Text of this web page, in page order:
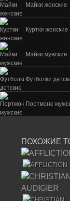
Майки женские
Куртки женские
Майки мужские
Футболки
Портмоне
ПОХОЖИЕ